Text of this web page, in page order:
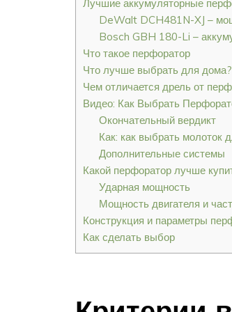
Лучшие аккумуляторные
DeWalt DCH481N-XJ –
Bosch GBH 180-Li –
Что такое перфоратор
Что лучше выбрать для дома?
Чем отличается дрель от
Видео: Как Выбрать
Окончательный вердикт
Как: как выбрать молоток
Дополнительные системы
Какой перфоратор лучше
Ударная мощность
Мощность двигателя и
Конструкция и параметры
Как сделать выбор